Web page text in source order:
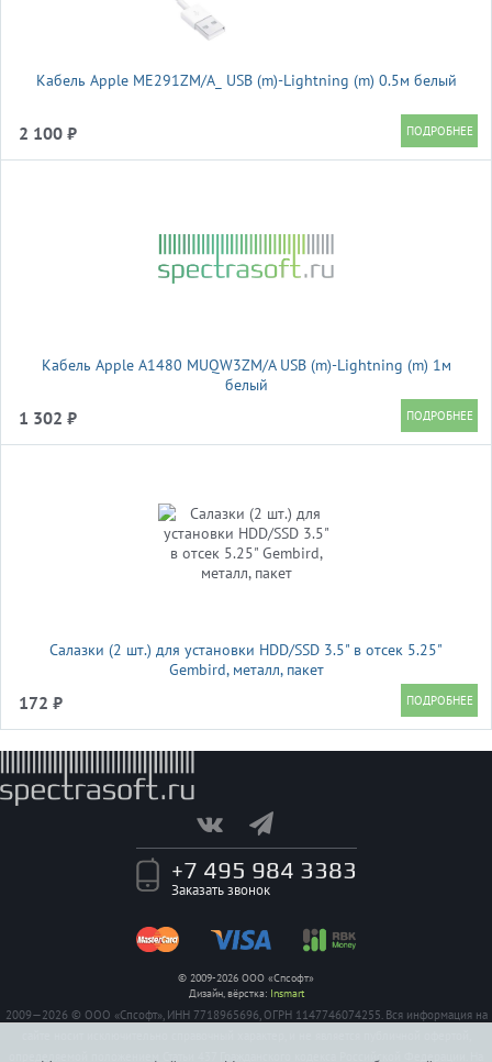
Кабель Apple ME291ZM/A_ USB (m)-Lightning (m) 0.5м белый
2 100 ₽
Кабель Apple A1480 MUQW3ZM/A USB (m)-Lightning (m) 1м
белый
1 302 ₽
Салазки (2 шт.) для установки HDD/SSD 3.5" в отсек 5.25"
Gembird, металл, пакет
172 ₽
+7 495 984 3383
Заказать звонок
© 2009-2026 ООО «Спсофт»
Дизайн, вёрстка: Insmart
2009—2026 © ООО «Спсофт», ИНН 7718965696, ОГРН 1147746074255. Вся информация на
определяемой положением Статьи 437 Гражданского кодекса Российской Федерации. На